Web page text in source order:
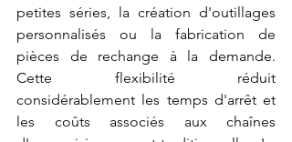
petites séries, la création d'outillages
personnalisés ou la fabrication de
pièces de rechange à la demande.
Cette flexibilité réduit
considérablement les temps d'arrêt et
les coûts associés aux chaînes